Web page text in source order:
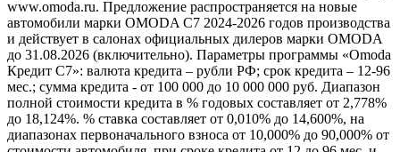
www.omoda.ru. Предложение распространяется на новые
автомобили марки OMODA C7 2024-2026 годов производства
и действует в салонах официальных дилеров марки OMODA
до 31.08.2026 (включительно). Параметры программы «Omoda
Кредит C7»: валюта кредита – рубли РФ; срок кредита – 12-96
мес.; сумма кредита - от 100 000 до 10 000 000 руб. Диапазон
полной стоимости кредита в % годовых составляет от 2,778%
до 18,124%. % ставка составляет от 0,010% до 14,600%, на
диапазонах первоначального взноса от 10,000% до 90,000% от